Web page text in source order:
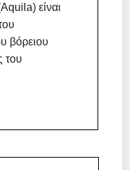
είναι
βόρειου
του